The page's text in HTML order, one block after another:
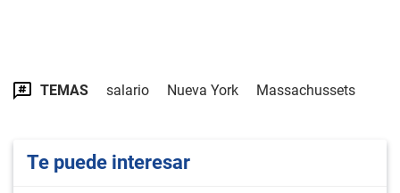
TEMAS salario Nueva York Massachussets
Te puede interesar